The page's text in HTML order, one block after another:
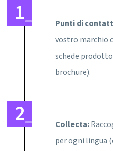
Punti di
vostro marchio
schede
brochure).
Collecta:
per ogni lingua